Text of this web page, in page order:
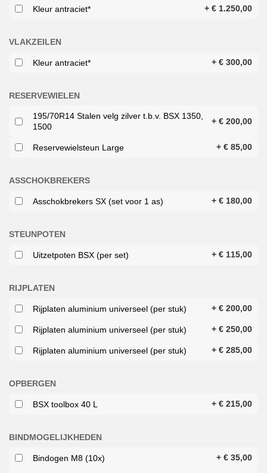
Kleur antraciet* + € 1.250,00
VLAKZEILEN
Kleur antraciet* + € 300,00
RESERVEWIELEN
195/70R14 Stalen velg zilver t.b.v. BSX 1350,
1500
+ € 200,00
Reservewielsteun Large + € 85,00
ASSCHOKBREKERS
Asschokbrekers SX (set voor 1 as) + € 180,00
STEUNPOTEN
Uitzetpoten BSX (per set) + € 115,00
RIJPLATEN
Rijplaten aluminium universeel (per stuk) + € 200,00
Rijplaten aluminium universeel (per stuk) + € 250,00
Rijplaten aluminium universeel (per stuk) + € 285,00
OPBERGEN
BSX toolbox 40 L + € 215,00
BINDMOGELIJKHEDEN
Bindogen M8 (10x) + € 35,00